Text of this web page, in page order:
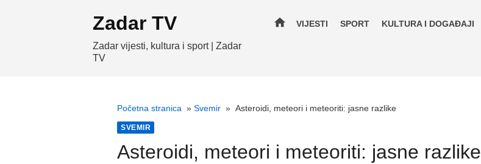
Zadar TV
Zadar vijesti, kultura i sport | Zadar
TV
home VIJESTI SPORT KULTURA I DOGAĐAJI
Početna stranica » Svemir » Asteroidi, meteori i meteoriti: jasne razlike
SVEMIR
Asteroidi, meteori i meteoriti: jasne razlike